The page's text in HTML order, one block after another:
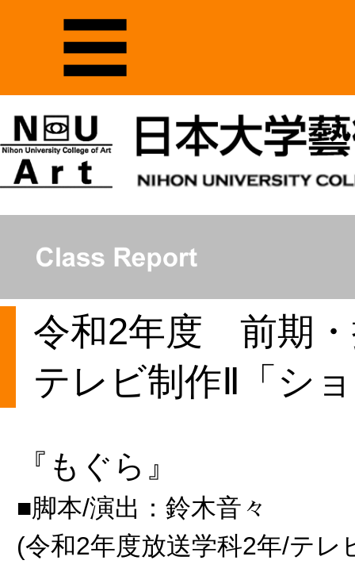
令和2年度 前期
テレビ制作Ⅱ「シ
『もぐら』
■脚本/演出：鈴木音々
(令和2年度放送学科2年/テレ